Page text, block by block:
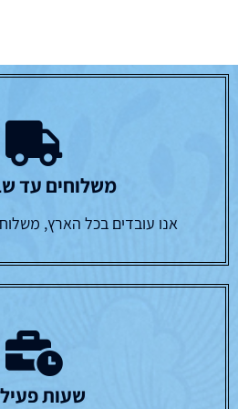
משלוחים עד
אנו עובדים בכל הארץ,
שעות